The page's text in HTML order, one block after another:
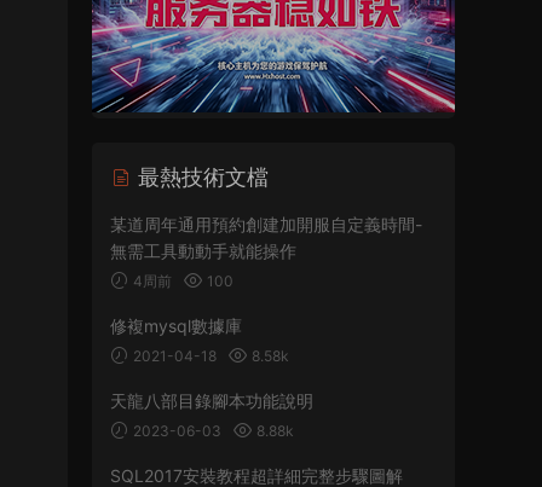
最熱技術文檔
某道周年通用預約創建加開服自定義時間-
無需工具動動手就能操作
4周前 100
修複mysql數據庫
2021-04-18 8.58k
天龍八部目錄腳本功能說明
2023-06-03 8.88k
SQL2017安裝教程超詳細完整步驟圖解